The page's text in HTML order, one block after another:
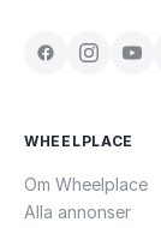
WHEELPLACE
Om Wheelplace
Alla annonser